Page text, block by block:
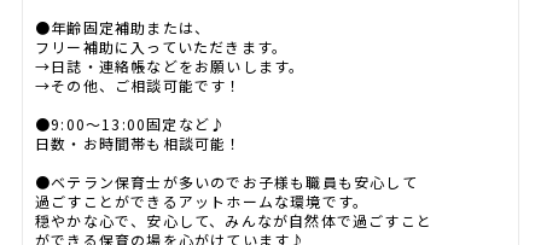
●年齢固定補助または、
フリー補助に入っていただきます。
→日誌・連絡帳などをお願いします。
→その他、ご相談可能です！
●9:00～13:00固定など♪
日数・お時間帯も相談可能！
●ベテラン保育士が多いのでお子様も職員も安心して
過ごすことができるアットホームな環境です。
穏やかな心で、安心して、みんなが自然体で過ごすこと
ができる保育の場を心がけています♪